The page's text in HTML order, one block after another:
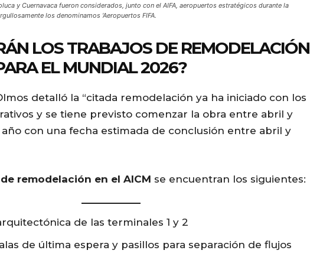
y Cuernavaca fueron considerados, junto con el AIFA, aeropuertos estratégicos durante la
los denominamos ‘Aeropuertos FIFA.
LOS TRABAJOS DE REMODELACIÓN
EL MUNDIAL 2026?
detalló la “citada remodelación ya ha iniciado con los
y se tiene previsto comenzar la obra entre abril y
con una fecha estimada de conclusión entre abril y
remodelación en el AICM se encuentran los siguientes:
de las terminales 1 y 2
de última espera y pasillos para separación de flujos